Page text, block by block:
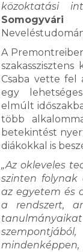
közoktatási
Somogyvári
A
Csaba vette fel
egy
elmúlt
több
betekintést
diákokkal is
„Az okleveles
szinten
az egyetem és
a rendszert,